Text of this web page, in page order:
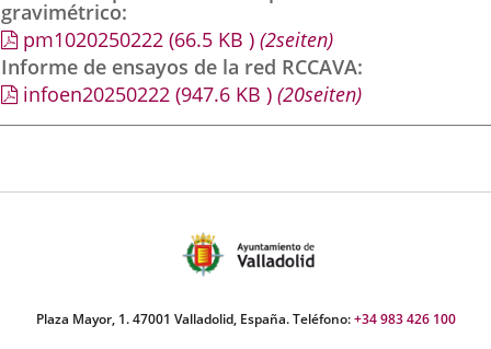
gravimétrico
pm1020250222 (66.5 KB ) (2seiten)
Informe de ensayos de la red RCCAVA
infoen20250222 (947.6 KB ) (20seiten)
Plaza Mayor, 1. 47001 Valladolid, España. Teléfono:+34 983 426 100